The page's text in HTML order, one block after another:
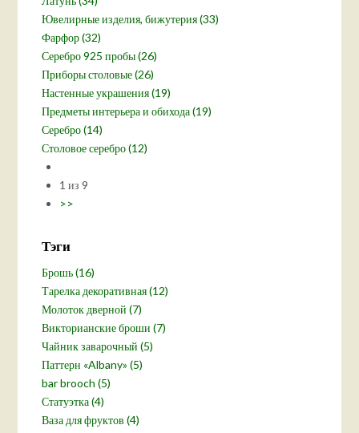
Ювелирные изделия, бижутерия (33)
Фарфор (32)
Серебро 925 пробы (26)
Приборы столовые (26)
Настенные украшения (19)
Предметы интерьера и обихода (19)
Серебро (14)
Столовое серебро (12)
1 из 9
>>
Тэги
Брошь (16)
Тарелка декоративная (12)
Молоток дверной (7)
Викторианские броши (7)
Чайник заварочный (5)
Паттерн «Albany» (5)
bar brooch (5)
Статуэтка (4)
Ваза для фруктов (4)